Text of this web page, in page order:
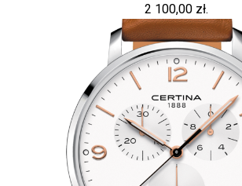
2 100,00 zł.